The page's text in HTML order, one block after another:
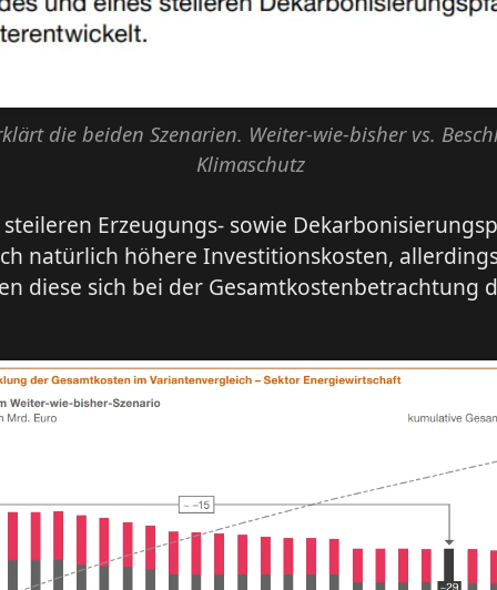
die beiden Szenarien. Weiter-wie-bisher vs.
Klimaschutz
Erzeugungs- sowie
natürlich höhere Investitionskosten,
diese sich bei der Gesamtkostenbetrachtung